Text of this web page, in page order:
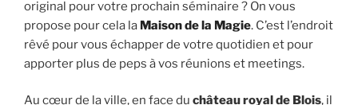
original pour votre prochain séminaire ? On vous
propose pour cela la Maison de la Magie. C’est l’endroit
rêvé pour vous échapper de votre quotidien et pour
apporter plus de peps à vos réunions et meetings.
Au cœur de la ville, en face du château royal de Blois, il